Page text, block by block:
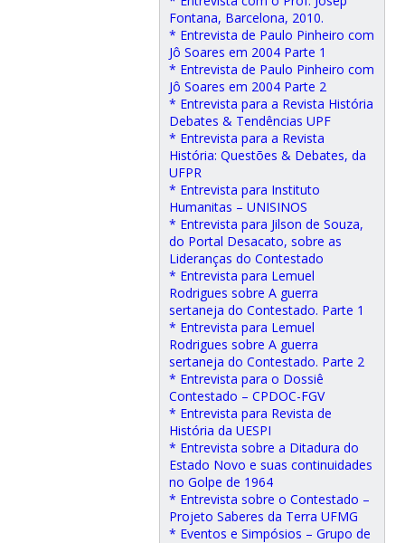
Fontana, Barcelona, 2010.
* Entrevista de Paulo Pinheiro com
Jô Soares em 2004 Parte 1
* Entrevista de Paulo Pinheiro com
Jô Soares em 2004 Parte 2
* Entrevista para a Revista História
Debates & Tendências UPF
* Entrevista para a Revista
História: Questões & Debates, da
UFPR
* Entrevista para Instituto
Humanitas – UNISINOS
* Entrevista para Jilson de Souza,
do Portal Desacato, sobre as
Lideranças do Contestado
* Entrevista para Lemuel
Rodrigues sobre A guerra
sertaneja do Contestado. Parte 1
* Entrevista para Lemuel
Rodrigues sobre A guerra
sertaneja do Contestado. Parte 2
* Entrevista para o Dossiê
Contestado – CPDOC-FGV
* Entrevista para Revista de
História da UESPI
* Entrevista sobre a Ditadura do
Estado Novo e suas continuidades
no Golpe de 1964
* Entrevista sobre o Contestado –
Projeto Saberes da Terra UFMG
* Eventos e Simpósios – Grupo de